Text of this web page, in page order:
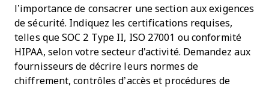
l’importance de consacrer une section aux exigences
de sécurité. Indiquez les certifications requises,
telles que SOC 2 Type II, ISO 27001 ou conformité
HIPAA, selon votre secteur d'activité. Demandez aux
fournisseurs de décrire leurs normes de
chiffrement, contrôles d’accès et procédures de